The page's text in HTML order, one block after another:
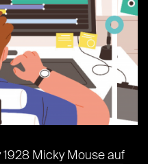
Micky Mouse auf